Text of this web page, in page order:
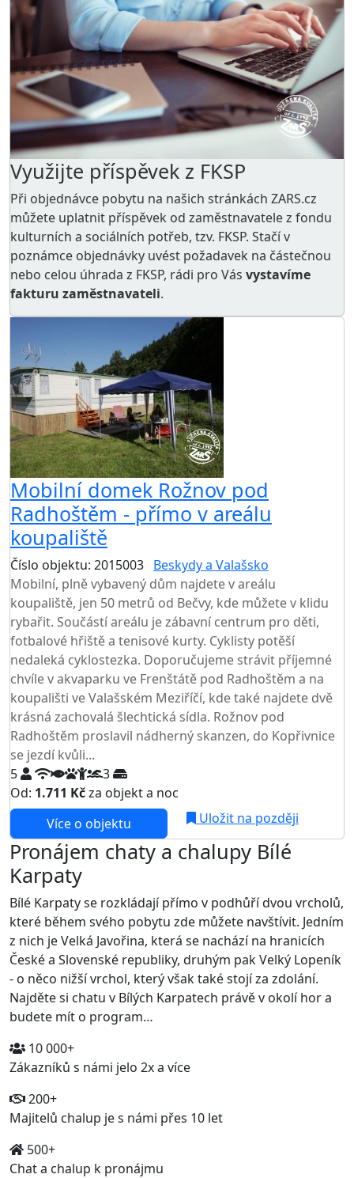
Využijte příspěvek z FKSP
Při objednávce pobytu na našich stránkách ZARS.cz
můžete uplatnit příspěvek od zaměstnavatele z fondu
kulturních a sociálních potřeb, tzv. FKSP. Stačí v
poznámce objednávky uvést požadavek na částečnou
nebo celou úhrada z FKSP, rádi pro Vás vystavíme
fakturu zaměstnavateli.
Mobilní domek Rožnov pod
Radhoštěm - přímo v areálu
koupaliště
Číslo objektu: 2015003 Beskydy a Valašsko
Mobilní, plně vybavený dům najdete v areálu
koupaliště, jen 50 metrů od Bečvy, kde můžete v klidu
rybařit. Součástí areálu je zábavní centrum pro děti,
fotbalové hřiště a tenisové kurty. Cyklisty potěší
nedaleká cyklostezka. Doporučujeme strávit příjemné
chvíle v akvaparku ve Frenštátě pod Radhoštěm a na
koupališti ve Valašském Meziříčí, kde také najdete dvě
krásná zachovalá šlechtická sídla. Rožnov pod
Radhoštěm proslavil nádherný skanzen, do Kopřivnice
se jezdí kvůli...
5
3
Od: 1.711 Kčza objekt a noc
Více o objektu
Uložit na později
Pronájem chaty a chalupy Bílé
Karpaty
Bílé Karpaty se rozkládají přímo v podhůří dvou vrcholů,
které během svého pobytu zde můžete navštívit. Jedním
z nich je Velká Javořina, která se nachází na hranicích
České a Slovenské republiky, druhým pak Velký Lopeník
- o něco nižší vrchol, který však také stojí za zdolání.
Najděte si chatu v Bílých Karpatech právě v okolí hor a
budete mít o program…
10 000+
Zákazníků s námi jelo 2x a více
200+
Majitelů chalup je s námi přes 10 let
500+
Chat a chalup k pronájmu